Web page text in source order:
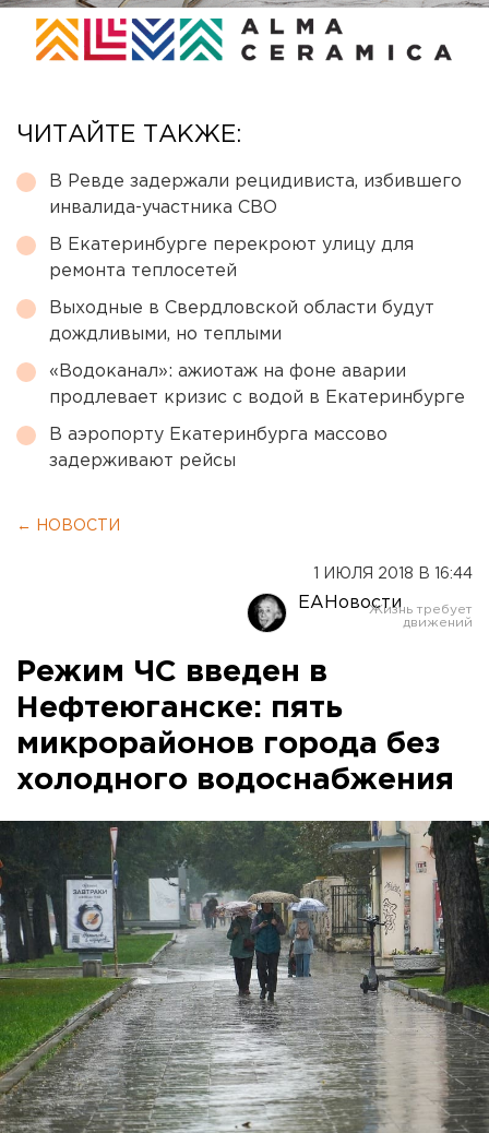
ЧИТАЙТЕ ТАКЖЕ:
В Ревде задержали рецидивиста, избившего
инвалида-участника СВО
В Екатеринбурге перекроют улицу для
ремонта теплосетей
Выходные в Свердловской области будут
дождливыми, но теплыми
«Водоканал»: ажиотаж на фоне аварии
продлевает кризис с водой в Екатеринбурге
В аэропорту Екатеринбурга массово
задерживают рейсы
← НОВОСТИ
1 ИЮЛЯ 2018 В 16:44
ЕАНовости
Режим ЧС введен в
Нефтеюганске: пять
микрорайонов города без
холодного водоснабжения